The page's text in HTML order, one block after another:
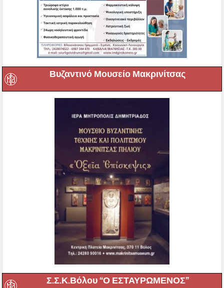
Βυζαντινό Μουσείο Μακρινίτσας
Σ.Σ.Κ.Βόλου “Ο ΕΣΤΑΥΡΩΜΕΝΟΣ”